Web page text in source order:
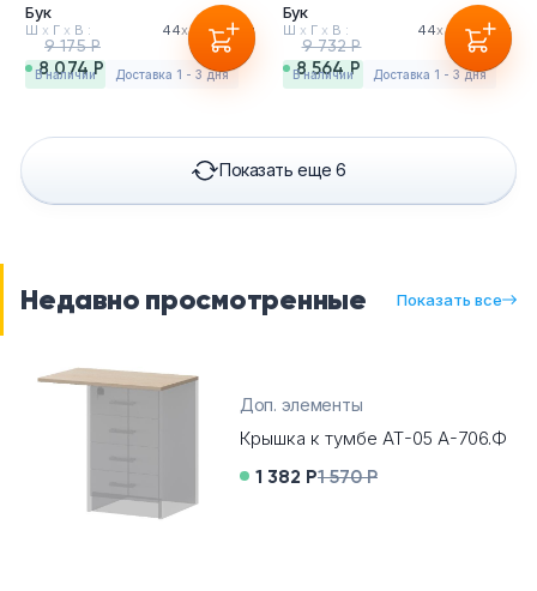
Бук
Ш х Г х В : 44х45х74см
8 074 Р
9 175 Р
в наличии Доставка 1 - 3 дня
Бук
Ш х Г х В : 44х60х74см
8 564 Р
9 732 Р
в наличии Доставка 1 - 3 дня
Показать еще 6
Недавно просмотренные Показать все
Доп. элементы
Крышка к тумбе АТ-05 А-706.Ф
1 382 Р1 570 Р